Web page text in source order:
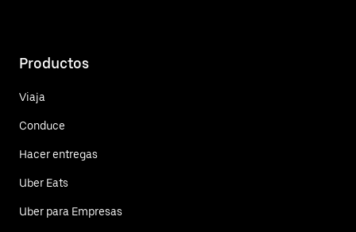
Productos
Viaja
Conduce
Hacer entregas
Uber Eats
Uber para Empresas